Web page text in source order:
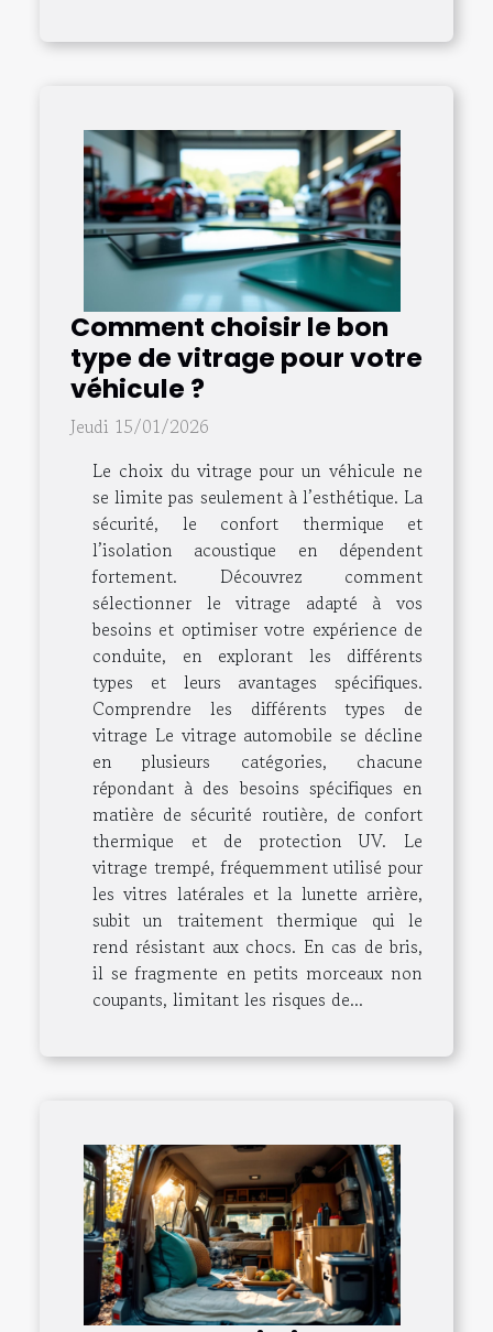
Comment choisir le bon
type de vitrage pour votre
véhicule ?
Jeudi 15/01/2026
Le choix du vitrage pour un véhicule ne
se limite pas seulement à l’esthétique. La
sécurité, le confort thermique et
l’isolation acoustique en dépendent
fortement. Découvrez comment
sélectionner le vitrage adapté à vos
besoins et optimiser votre expérience de
conduite, en explorant les différents
types et leurs avantages spécifiques.
Comprendre les différents types de
vitrage Le vitrage automobile se décline
en plusieurs catégories, chacune
répondant à des besoins spécifiques en
matière de sécurité routière, de confort
thermique et de protection UV. Le
vitrage trempé, fréquemment utilisé pour
les vitres latérales et la lunette arrière,
subit un traitement thermique qui le
rend résistant aux chocs. En cas de bris,
il se fragmente en petits morceaux non
coupants, limitant les risques de...